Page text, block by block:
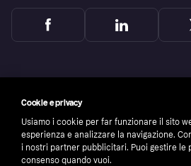
Cookie e privacy
Usiamo i cookie per far funzionare il sito
esperienza e analizzare la navigazione.
i nostri partner pubblicitari. Puoi gestire le
consenso quando vuoi.